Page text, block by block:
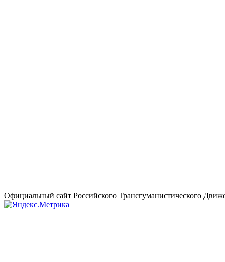
Официальный сайт Российского Трансгуманистического